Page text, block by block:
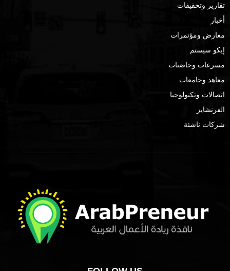
تقارير وتحقيقات
أخبار
معارض ومؤتمرات
إيكو سيستم
مسرعات وحاضنات
معاهد وجامعات
اتصالات وتكنولوجيا
الفرنشايز
شركات ناشئة